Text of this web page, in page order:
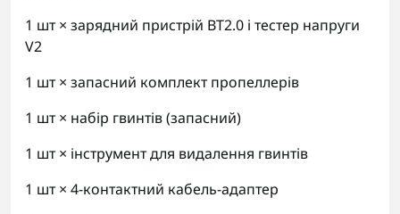
1 шт × зарядний пристрій BT2.0 і тестер напруги
V2
1 шт × запасний комплект пропеллерів
1 шт × набір гвинтів (запасний)
1 шт × інструмент для видалення гвинтів
1 шт × 4-контактний кабель-адаптер